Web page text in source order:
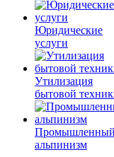
Юридические
услуги
Утилизация
бытовой
альпинизм